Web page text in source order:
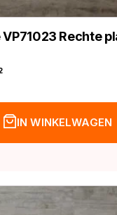
Rechte
IN WINKELWAGEN